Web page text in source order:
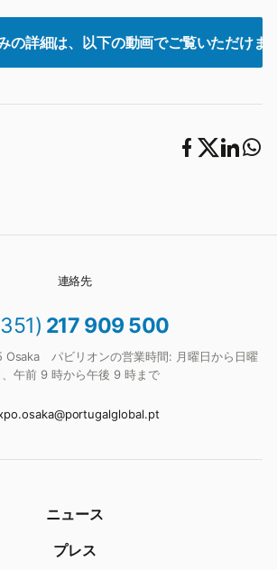
の詳細は、以下の動画でご覧いただけま
連絡先
217 909 500
パビリオンの営業時間: 月曜日から日曜
、午前 9 時から午後 9 時まで
ニュース
プレス